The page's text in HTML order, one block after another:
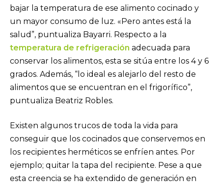
bajar la temperatura de ese alimento cocinado y
un mayor consumo de luz. «Pero antes está la
salud”, puntualiza Bayarri. Respecto a la
temperatura de refrigeración adecuada para
conservar los alimentos, esta se sitúa entre los 4 y 6
grados. Además, “lo ideal es alejarlo del resto de
alimentos que se encuentran en el frigorífico”,
puntualiza Beatriz Robles.
Existen algunos trucos de toda la vida para
conseguir que los cocinados que conservemos en
los recipientes herméticos se enfríen antes. Por
ejemplo; quitar la tapa del recipiente. Pese a que
esta creencia se ha extendido de generación en